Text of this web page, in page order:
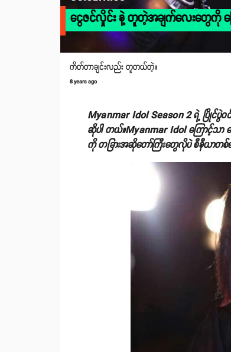
ငွေဇင်လှိုင်း နဲ့ တူတဲ့အချက်လေးတွေကို ပ
ကိတ်တာချင်းလည်း တူတယ်တဲ့။
8 years ago
Myanmar Idol Season 2 ရဲ့ ပြိုင်
ဆိုပါ တယ်။Myanmar Idol ကြောင့်သာ
ကို တခြားအဆိုတော်ကြီးတွေလိုပဲ စီနီယာတ